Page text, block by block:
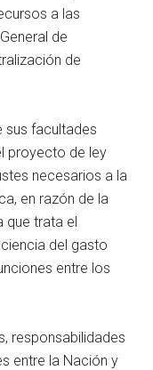
a las
de
de
sus facultades
proyecto de ley
necesarios a la
en razón de la
que trata el
del gasto
entre los
responsabilidades
entre la Nación y